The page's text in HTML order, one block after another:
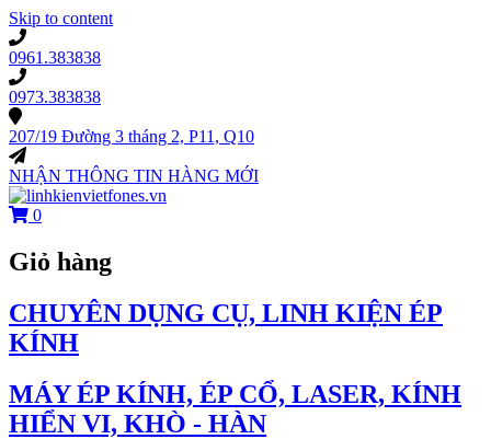
Skip to content
0961.383838
0973.383838
207/19 Đường 3 tháng 2, P11, Q10
NHẬN THÔNG TIN HÀNG MỚI
0
Giỏ hàng
CHUYÊN DỤNG CỤ, LINH KIỆN ÉP
KÍNH
MÁY ÉP KÍNH, ÉP CỔ, LASER, KÍNH
HIỂN VI, KHÒ - HÀN